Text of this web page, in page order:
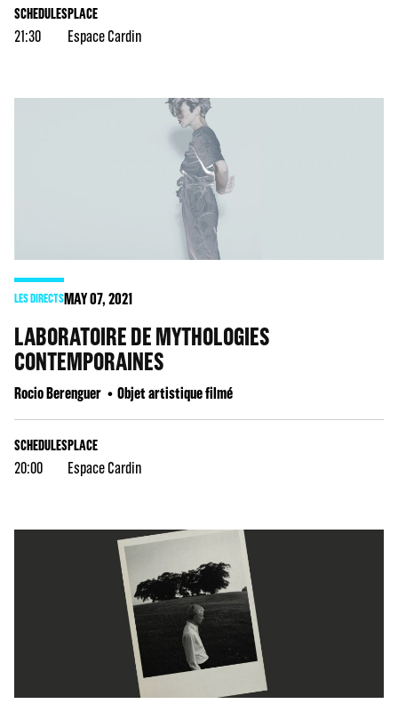
SCHEDULES
21:30
PLACE
Espace Cardin
LES DIRECTSMAY07, 2021
LABORATOIRE DE MYTHOLOGIES
CONTEMPORAINES
Rocio Berenguer Objet artistique filmé
SCHEDULES
20:00
PLACE
Espace Cardin